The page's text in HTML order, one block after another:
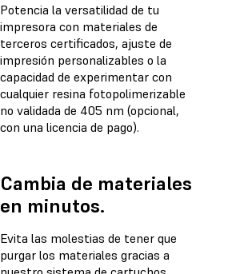
Potencia la versatilidad de tu
impresora con materiales de
terceros certificados, ajuste de
impresión personalizables o la
capacidad de experimentar con
cualquier resina fotopolimerizable
no validada de 405 nm (opcional,
con una licencia de pago).
Cambia de materiales
en minutos.
Evita las molestias de tener que
purgar los materiales gracias a